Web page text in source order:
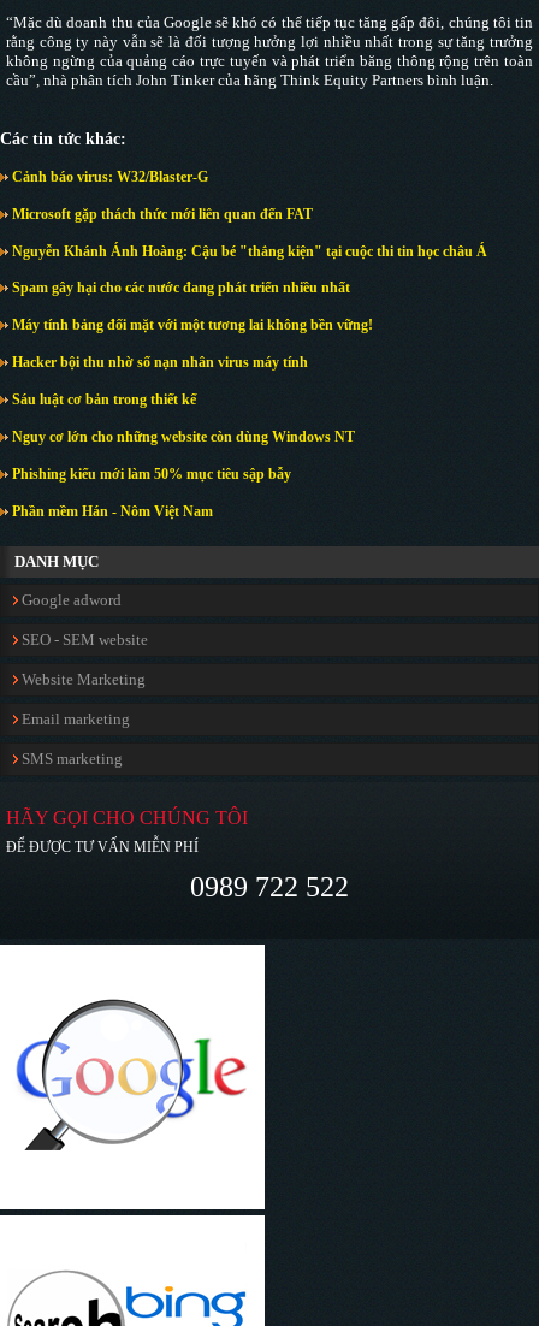
“Mặc dù doanh thu của Google sẽ khó có thể tiếp tục tăng gấp đôi, chúng tôi tin
rằng công ty này vẫn sẽ là đối tượng hưởng lợi nhiều nhất trong sự tăng trưởng
không ngừng của quảng cáo trực tuyến và phát triển băng thông rộng trên toàn
cầu”, nhà phân tích John Tinker của hãng Think Equity Partners bình luận.
Các tin tức khác:
Cảnh báo virus: W32/Blaster-G
Microsoft gặp thách thức mới liên quan đến FAT
Nguyễn Khánh Ánh Hoàng: Cậu bé "thắng kiện" tại cuộc thi tin học châu Á
Spam gây hại cho các nước đang phát triển nhiều nhất
Máy tính bảng đối mặt với một tương lai không bền vững!
Hacker bội thu nhờ số nạn nhân virus máy tính
Sáu luật cơ bản trong thiết kế
Nguy cơ lớn cho những website còn dùng Windows NT
Phishing kiểu mới làm 50% mục tiêu sập bẫy
Phần mềm Hán - Nôm Việt Nam
DANH MỤC
Google adword
SEO - SEM website
Website Marketing
Email marketing
SMS marketing
HÃY GỌI CHO CHÚNG TÔI
ĐỂ ĐƯỢC TƯ VẤN MIỄN PHÍ
0989 722 522